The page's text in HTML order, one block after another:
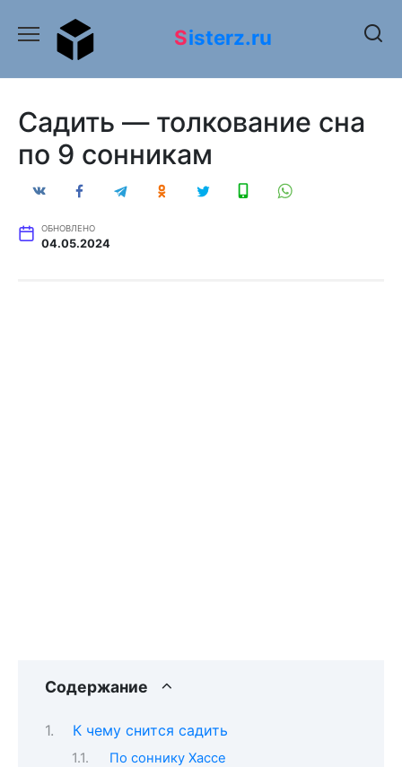
содержанию
Sisterz.ru
Садить — толкование сна
по 9 сонникам
ОБНОВЛЕНО
04.05.2024
Содержание
К чему снится садить
По соннику Хассе